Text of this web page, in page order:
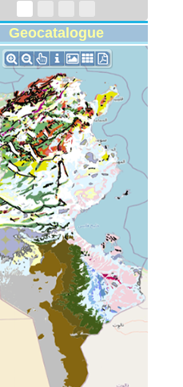
Geocatalogue